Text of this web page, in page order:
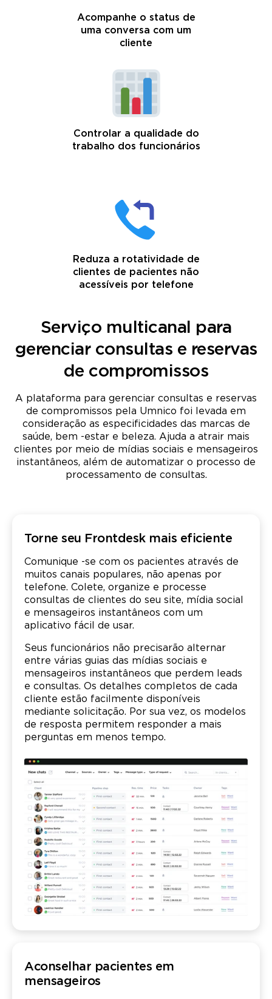
Acompanhe o status de
uma conversa com um
cliente
Controlar a qualidade do
trabalho dos funcionários
Reduza a rotatividade de
clientes de pacientes não
acessíveis por telefone
Serviço multicanal para
gerenciar consultas e reservas
de compromissos
A plataforma para gerenciar consultas e reservas
de compromissos pela Umnico foi levada em
consideração as especificidades das marcas de
saúde, bem -estar e beleza. Ajuda a atrair mais
clientes por meio de mídias sociais e mensageiros
instantâneos, além de automatizar o processo de
processamento de consultas.
Torne seu Frontdesk mais eficiente
Comunique -se com os pacientes através de
muitos canais populares, não apenas por
telefone. Colete, organize e processe
consultas de clientes do seu site, mídia social
e mensageiros instantâneos com um
aplicativo fácil de usar.
Seus funcionários não precisarão alternar
entre várias guias das mídias sociais e
mensageiros instantâneos que perdem leads
e consultas. Os detalhes completos de cada
cliente estão facilmente disponíveis
mediante solicitação. Por sua vez, os modelos
de resposta permitem responder a mais
perguntas em menos tempo.
Aconselhar pacientes em
mensageiros